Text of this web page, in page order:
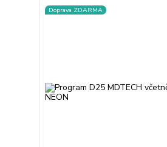
Doprava ZDARMA